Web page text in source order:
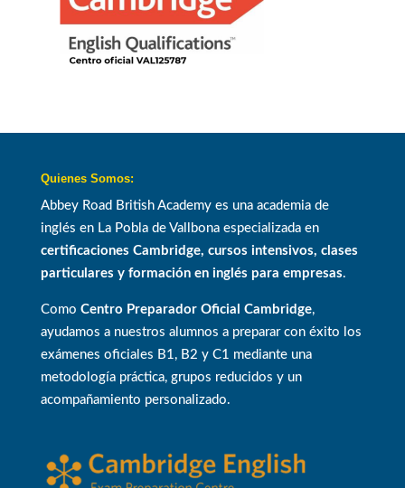
Quienes Somos:
Abbey Road British Academy es una academia de
inglés en La Pobla de Vallbona especializada en
certificaciones Cambridge, cursos intensivos, clases
particulares y formación en inglés para empresas.
Como Centro Preparador Oficial Cambridge,
ayudamos a nuestros alumnos a preparar con éxito los
exámenes oficiales B1, B2 y C1 mediante una
metodología práctica, grupos reducidos y un
acompañamiento personalizado.